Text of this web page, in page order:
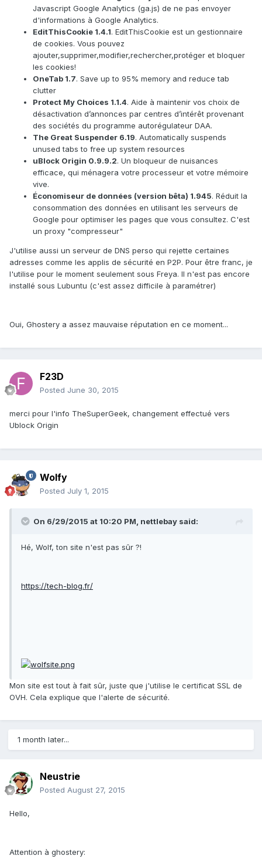
Javascript Google Analytics (ga.js) de ne pas envoyer
d'informations à Google Analytics.
EditThisCookie 1.4.1. EditThisCookie est un gestionnaire
de cookies. Vous pouvez
ajouter,supprimer,modifier,rechercher,protéger et bloquer
les cookies!
OneTab 1.7. Save up to 95% memory and reduce tab
clutter
Protect My Choices 1.1.4. Aide à maintenir vos choix de
désactivation d’annonces par centres d’intérêt provenant
des sociétés du programme autorégulateur DAA.
The Great Suspender 6.19. Automatically suspends
unused tabs to free up system resources
uBlock Origin 0.9.9.2. Un bloqueur de nuisances
efficace, qui ménagera votre processeur et votre mémoire
vive.
Économiseur de données (version bêta) 1.945. Réduit la
consommation des données en utilisant les serveurs de
Google pour optimiser les pages que vous consultez. C'est
un proxy "compresseur"
J'utilise aussi un serveur de DNS perso qui rejette certaines
adresses comme les applis de sécurité en P2P. Pour être franc, je
l'utilise pour le moment seulement sous Freya. Il n'est pas encore
installé sous Lubuntu (c'est assez difficile à paramétrer)
Oui, Ghostery a assez mauvaise réputation en ce moment...
F23D
Posted June 30, 2015
merci pour l'info TheSuperGeek, changement effectué vers
Ublock Origin
Wolfy
Posted July 1, 2015
On 6/29/2015 at 10:20 PM, nettlebay said:
Hé, Wolf, ton site n'est pas sûr ?!
https://tech-blog.fr/
Mon site est tout à fait sûr, juste que j'utilise le certificat SSL de
OVH. Cela explique que l'alerte de sécurité.
1 month later...
Neustrie
Posted August 27, 2015
Hello,
Attention à ghostery: